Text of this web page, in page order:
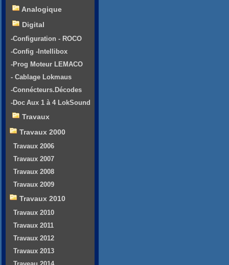
Analogique
Digital
-Configuration - ROCO
-Config -Intellibox
-Prog Moteur LEMACO
- Cablage Lokmaus
-Connécteurs.Décodes
-Doc Aux 1 à 4 LokSound
Travaux
Travaux 2000
Travaux 2006
Travaux 2007
Travaux 2008
Travaux 2009
Travaux 2010
Travaux 2010
Travaux 2011
Travaux 2012
Travaux 2013